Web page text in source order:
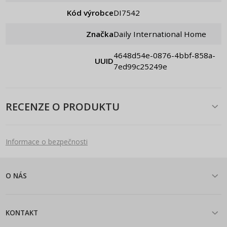
Kód výrobce DI7542
Značka Daily International Home
UUID
4648d54e-0876-4bbf-858a-
7ed99c25249e
RECENZE O PRODUKTU
Informace o bezpečnosti
O NÁS
KONTAKT